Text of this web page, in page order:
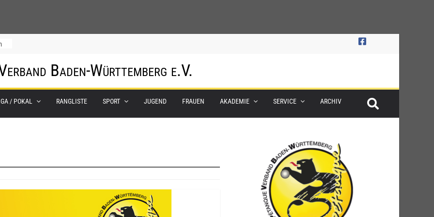
Baden-Württemberg e.V.
/ POKAL RANGLISTE SPORT JUGEND FRAUEN AKADEMIE SERVICE ARCHIV